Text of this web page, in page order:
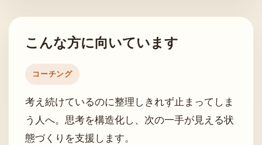
こんな方に向いています
コーチング
考え続けているのに整理しきれず止まってしま
う人へ。思考を構造化し、次の一手が見える状
態づくりを支援します。